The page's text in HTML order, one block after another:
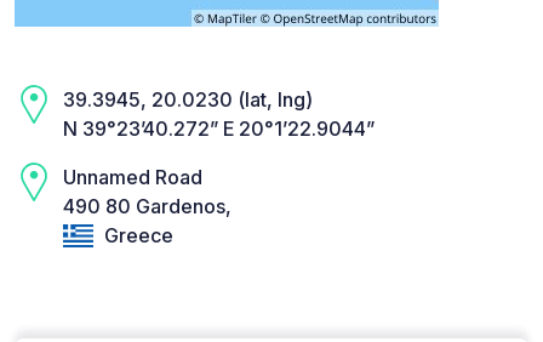
39.3945, 20.0230 (lat, lng)
N 39°23’40.272” E 20°1’22.9044”
Unnamed Road
490 80 Gardenos,
Greece